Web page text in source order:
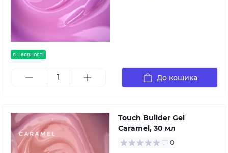
в наявності
До кошика
Touch Builder Gel
Caramel, 30 мл
0